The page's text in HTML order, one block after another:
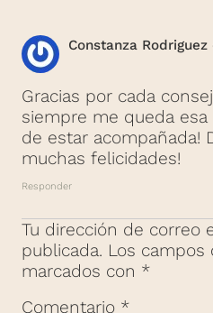
Constanza Rodriguez
Gracias por cada
siempre me queda
de estar acompañada!
muchas felicidades!
Responder
Tu dirección de correo
publicada. Los campos
marcados con *
Comentario *